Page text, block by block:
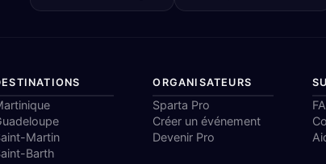
Martin
Barth
ORGANISATEURS
Sparta Pro
Créer un événement
Devenir Pro